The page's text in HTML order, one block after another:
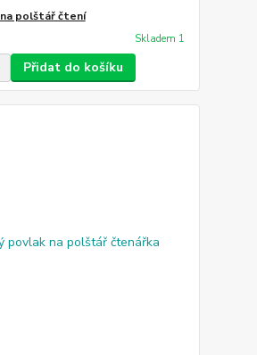
polštář čtení
Skladem 1
Přidat do košíku